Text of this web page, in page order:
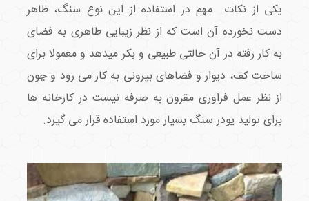
یکی از نکات مهم در استفاده از این نوع سنگ، ظاهر
دست نخورده آن است که از نظر زیبایی ظاهری به فضای
به کار رفته در آن حالتی طبیعی و بکر میدهد و معمولا برای
ساخت کف، دیوار و فضاهای بیرونی به کار می رود و چون
از نظر عمل فراوری مقرون به صرفه نیست در کارخانه ها
برای تولید پودر سنگ بسیار مورد استفاده قرار می گیرد.